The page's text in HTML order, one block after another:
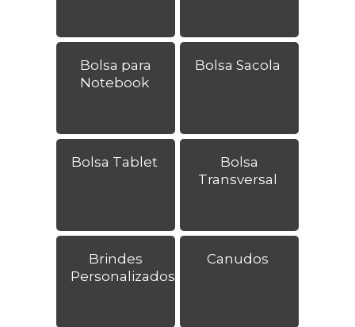
Bolsa para
Notebook
Bolsa Sacola
Bolsa Tablet
Bolsa
Transversal
Brindes
Personalizados
Canudos